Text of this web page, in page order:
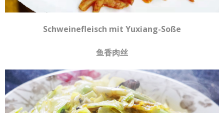
Schweinefleisch mit Yuxiang-Soße
鱼香肉丝